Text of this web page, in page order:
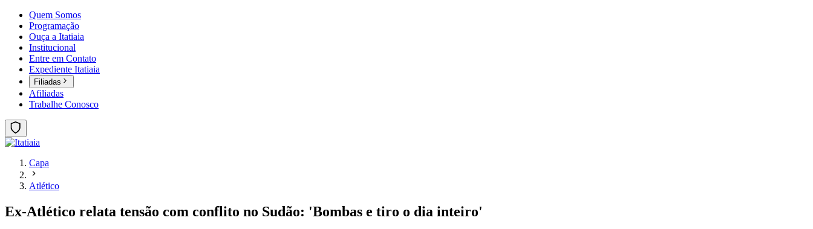
Quem Somos
Programação
Ouça a Itatiaia
Institucional
Entre em Contato
Expediente Itatiaia
Filiadas
Afiliadas
Trabalhe Conosco
Capa
Atlético
Ex-Atlético relata tensão com conflito no Sudão: 'Bombas e tiro o dia inteiro'